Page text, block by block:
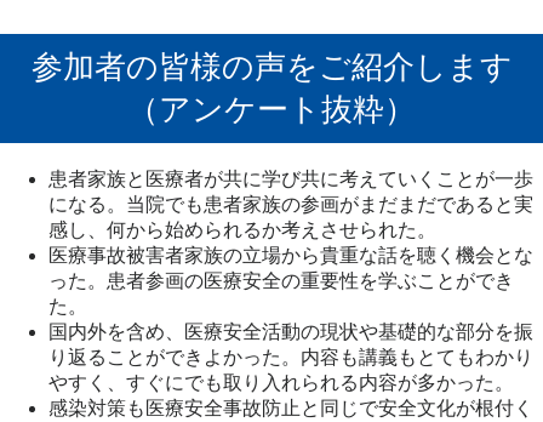
参加者の皆様の声をご紹介します
（アンケート抜粋）
患者家族と医療者が共に学び共に考えていくことが一歩
になる。当院でも患者家族の参画がまだまだであると実
感し、何から始められるか考えさせられた。
医療事故被害者家族の立場から貴重な話を聴く機会とな
った。患者参画の医療安全の重要性を学ぶことができ
た。
国内外を含め、医療安全活動の現状や基礎的な部分を振
り返ることができよかった。内容も講義もとてもわかり
やすく、すぐにでも取り入れられる内容が多かった。
感染対策も医療安全事故防止と同じで安全文化が根付く